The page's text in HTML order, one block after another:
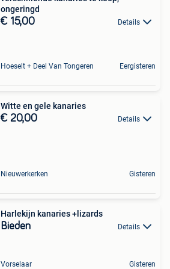
ongeringd
€ 15,00 Details
Hoeselt + Deel Van Tongeren Eergisteren
Witte en gele kanaries
€ 20,00 Details
Nieuwerkerken Gisteren
Harlekijn kanaries +lizards
Bieden Details
Vorselaar Gisteren